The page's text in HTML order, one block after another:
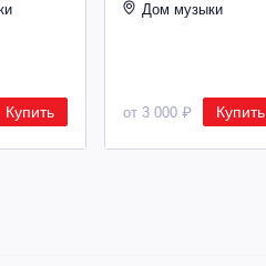
Купить
Дом музыки
от 3 000 ₽ Купить